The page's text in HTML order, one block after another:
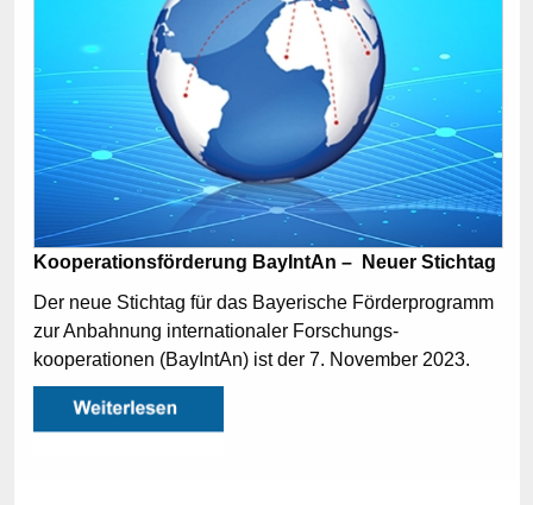
Kooperationsförderung BayIntAn – Neuer Stichtag
Der neue Stichtag für das Bayerische Förderprogramm
zur Anbahnung internationaler Forschungs­
kooperationen (BayIntAn) ist der 7. November 2023.